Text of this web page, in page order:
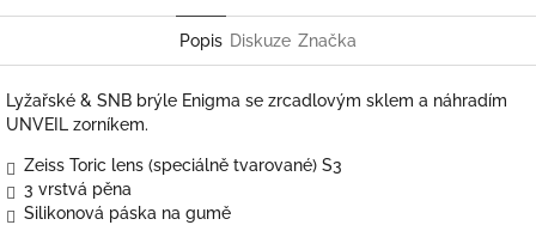
Popis Diskuze Značka
Lyžařské & SNB brýle Enigma se zrcadlovým sklem a náhradím
UNVEIL zorníkem.
Zeiss Toric lens (speciálně tvarované) S3
3 vrstvá pěna
Silikonová páska na gumě